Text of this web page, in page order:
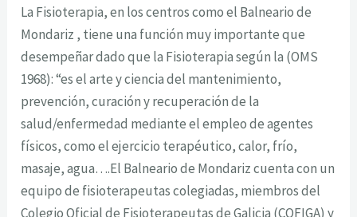
La Fisioterapia, en los centros como el Balneario de
Mondariz , tiene una función muy importante que
desempeñar dado que la Fisioterapia según la (OMS
1968): “es el arte y ciencia del mantenimiento,
prevención, curación y recuperación de la
salud/enfermedad mediante el empleo de agentes
físicos, como el ejercicio terapéutico, calor, frío,
masaje, agua….El Balneario de Mondariz cuenta con un
equipo de fisioterapeutas colegiadas, miembros del
Colegio Oficial de Fisioterapeutas de Galicia (COFIGA) y